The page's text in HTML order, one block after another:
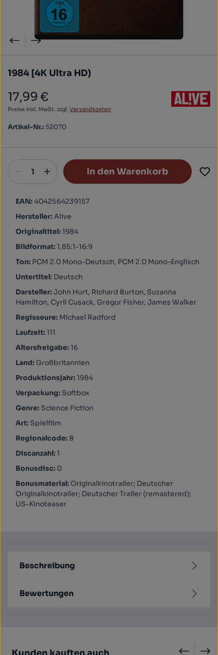
1984 [4K Ultra HD)
Regulärer Preis:
17,99 €
Preise inkl. MwSt. zzgl. Versandkosten
Artikel-Nr.: 52070
In den Warenkorb
EAN: 4042564239157
Hersteller: Alive
Originaltitel: 1984
Bildformat: 1,85:1-16:9
Ton: PCM 2.0 Mono-Deutsch, PCM 2.0 Mono-Englisch
Untertitel: Deutsch
Darsteller: John Hurt, Richard Burton, Suzanna
Hamilton, Cyril Cusack, Gregor Fisher, James Walker
Regisseure: Michael Radford
Laufzeit: 111
Altersfreigabe: 16
Land: Großbritannien
Produktionsjahr: 1984
Verpackung: Softbox
Genre: Science Fiction
Art: Spielfilm
Regionalcode: B
Discanzahl: 1
Bonusdisc: 0
Bonusmaterial: Originalkinotrailer; Deutscher
Originalkinotrailer; Deutscher Trailer (remastered);
US-Kinoteaser
Beschreibung
Bewertungen